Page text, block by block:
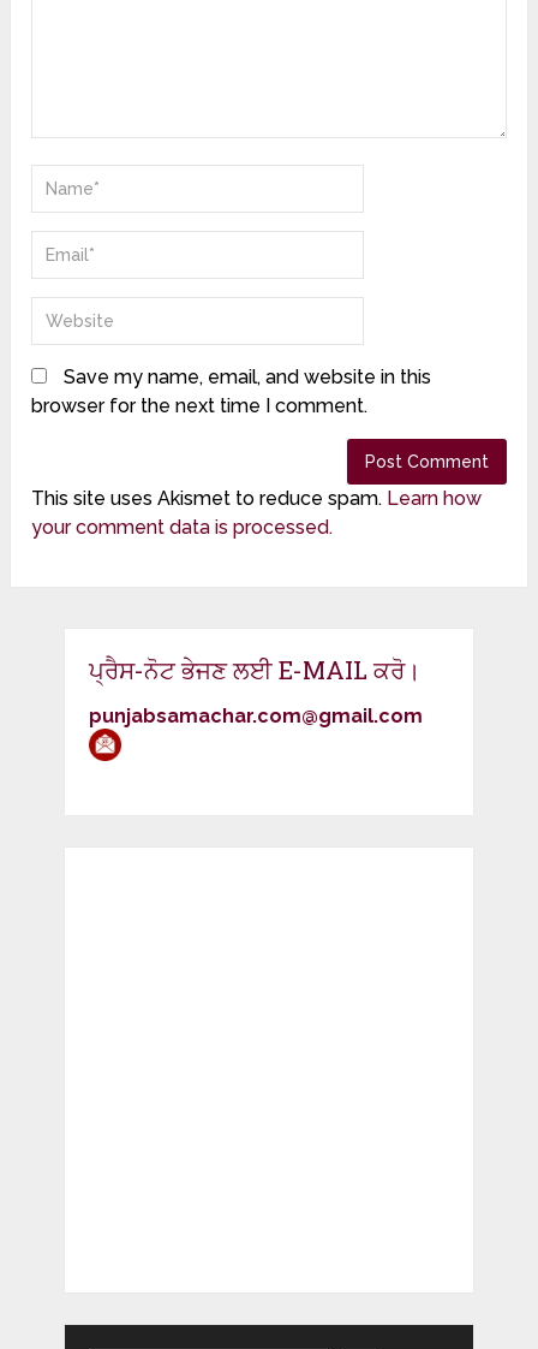
Save my name, email, and website in this
browser for the next time I comment.
This site uses Akismet to reduce spam. Learn how
your comment data is processed.
ਪ੍ਰੈਸ-ਨੋਟ ਭੇਜਣ ਲਈ E-MAIL ਕਰੋ।
punjabsamachar.com@gmail.com